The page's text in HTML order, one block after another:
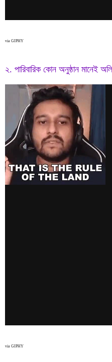
via GIPHY
২. পারিবারিক কোন অনুষ্ঠান মানেই
via GIPHY